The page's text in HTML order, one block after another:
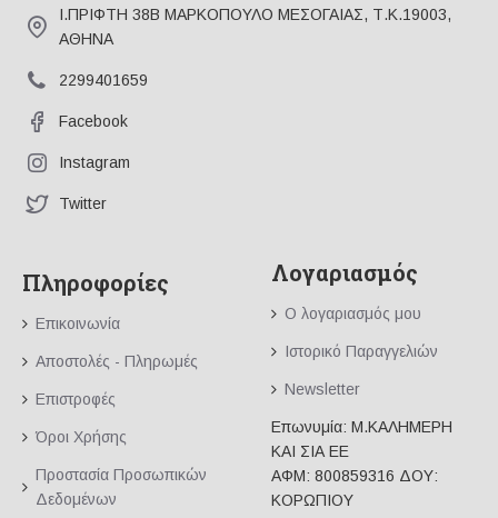
Ι.ΠΡΙΦΤΗ 38Β ΜΑΡΚΟΠΟΥΛΟ ΜΕΣΟΓΑΙΑΣ, Τ.Κ.19003,
ΑΘΗΝΑ
2299401659
Facebook
Instagram
Twitter
Πληροφορίες
Επικοινωνία
Αποστολές - Πληρωμές
Επιστροφές
Όροι Χρήσης
Προστασία Προσωπικών
Δεδομένων
Λογαριασμός
Ο λογαριασμός μου
Ιστορικό Παραγγελιών
Newsletter
Επωνυμία: Μ.ΚΑΛΗΜΕΡΗ
ΚΑΙ ΣΙΑ ΕΕ
ΑΦΜ: 800859316 ΔΟΥ:
ΚΟΡΩΠΙΟΥ